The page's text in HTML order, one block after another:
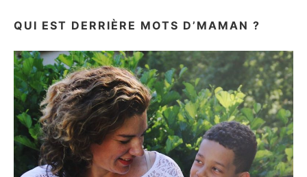
DES
CONNES…
QUI EST DERRIÈRE MOTS D’MAMAN ?